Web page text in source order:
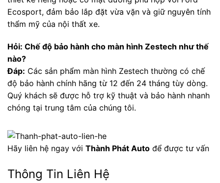
Ecosport, đảm bảo lắp đặt vừa vặn và giữ nguyên tính
thẩm mỹ của nội thất xe.
Hỏi: Chế độ bảo hành cho màn hình Zestech như thế
nào?
Đáp: Các sản phẩm màn hình Zestech thường có chế
độ bảo hành chính hãng từ 12 đến 24 tháng tùy dòng.
Quý khách sẽ được hỗ trợ kỹ thuật và bảo hành nhanh
chóng tại trung tâm của chúng tôi.
Hãy liên hệ ngay với Thành Phát Auto để được tư vấn
Thông Tin Liên Hệ